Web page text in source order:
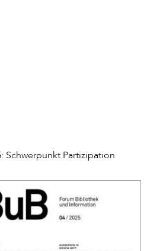
Schwerpunkt Partizipation